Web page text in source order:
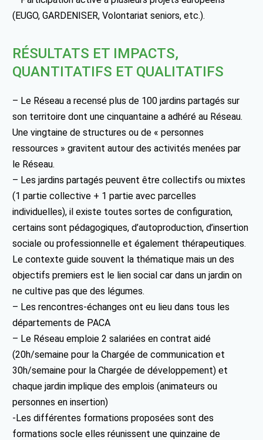
(EUGO, GARDENISER, Volontariat seniors, etc.).
RÉSULTATS ET IMPACTS,
QUANTITATIFS ET QUALITATIFS
– Le Réseau a recensé plus de 100 jardins partagés sur
son territoire dont une cinquantaine a adhéré au Réseau.
Une vingtaine de structures ou de « personnes
ressources » gravitent autour des activités menées par
le Réseau.
– Les jardins partagés peuvent être collectifs ou mixtes
(1 partie collective + 1 partie avec parcelles
individuelles), il existe toutes sortes de configuration,
certains sont pédagogiques, d’autoproduction, d’insertion
sociale ou professionnelle et également thérapeutiques.
Le contexte guide souvent la thématique mais un des
objectifs premiers est le lien social car dans un jardin on
ne cultive pas que des légumes.
– Les rencontres-échanges ont eu lieu dans tous les
départements de PACA
– Le Réseau emploie 2 salariées en contrat aidé
(20h/semaine pour la Chargée de communication et
30h/semaine pour la Chargée de développement) et
chaque jardin implique des emplois (animateurs ou
personnes en insertion)
-Les différentes formations proposées sont des
formations socle elles réunissent une quinzaine de